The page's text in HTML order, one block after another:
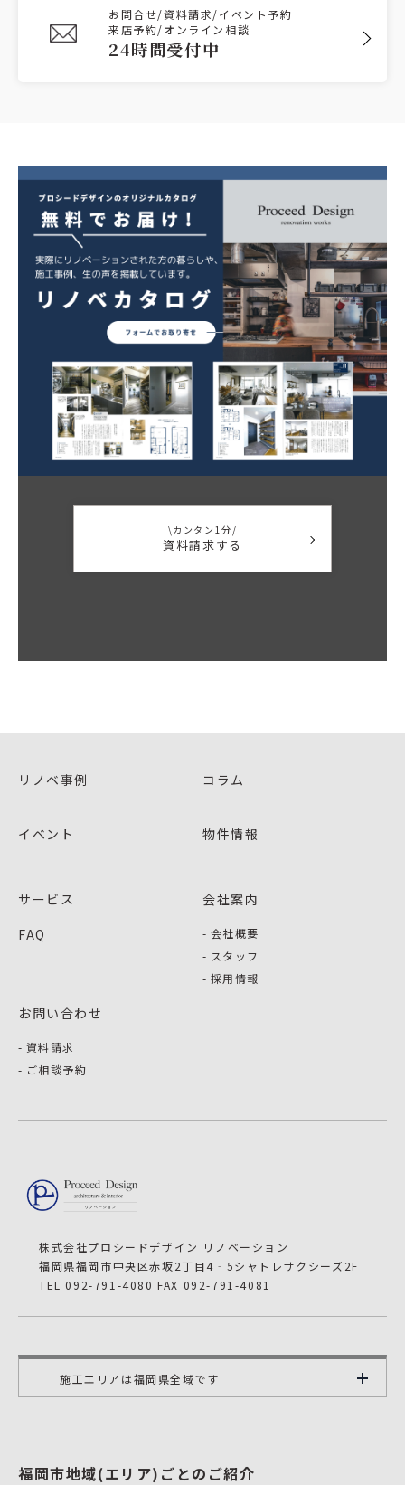
お問合せ/資料請求/イベント予約
来店予約/オンライン相談
24時間受付中
\カンタン1分/
資料請求する
リノベ事例
イベント
コラム
物件情報
サービス
FAQ
会社案内
会社概要
スタッフ
採用情報
お問い合わせ
資料請求
ご相談予約
株式会社プロシードデザイン リノベーション
福岡県福岡市中央区赤坂2丁目4‐5シャトレサクシーズ2F
TEL 092-791-4080 FAX 092-791-4081
施工エリアは福岡県全域です
福岡市地域(エリア)ごとのご紹介